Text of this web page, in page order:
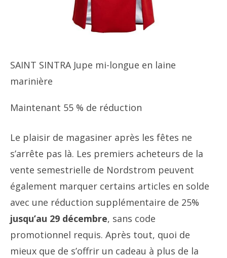
SAINT SINTRA Jupe mi-longue en laine
marinière
Maintenant 55 % de réduction
Le plaisir de magasiner après les fêtes ne
s’arrête pas là. Les premiers acheteurs de la
vente semestrielle de Nordstrom peuvent
également marquer certains articles en solde
avec une réduction supplémentaire de 25%
jusqu’au 29 décembre, sans code
promotionnel requis. Après tout, quoi de
mieux que de s’offrir un cadeau à plus de la